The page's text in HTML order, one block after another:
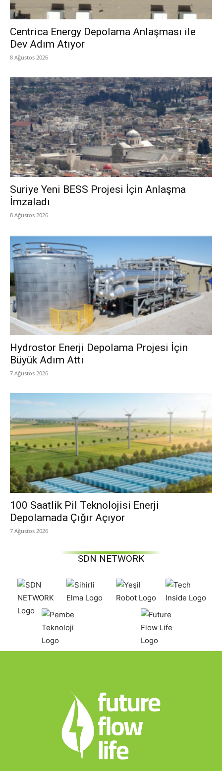
Centrica Energy Depolama Anlaşması ile
Dev Adım Atıyor
8 Ağustos 2026
Suriye Yeni BESS Projesi İçin Anlaşma
İmzaladı
8 Ağustos 2026
Hydrostor Enerji Depolama Projesi İçin
Büyük Adım Attı
7 Ağustos 2026
100 Saatlik Pil Teknolojisi Enerji
Depolamada Çığır Açıyor
7 Ağustos 2026
SDN NETWORK